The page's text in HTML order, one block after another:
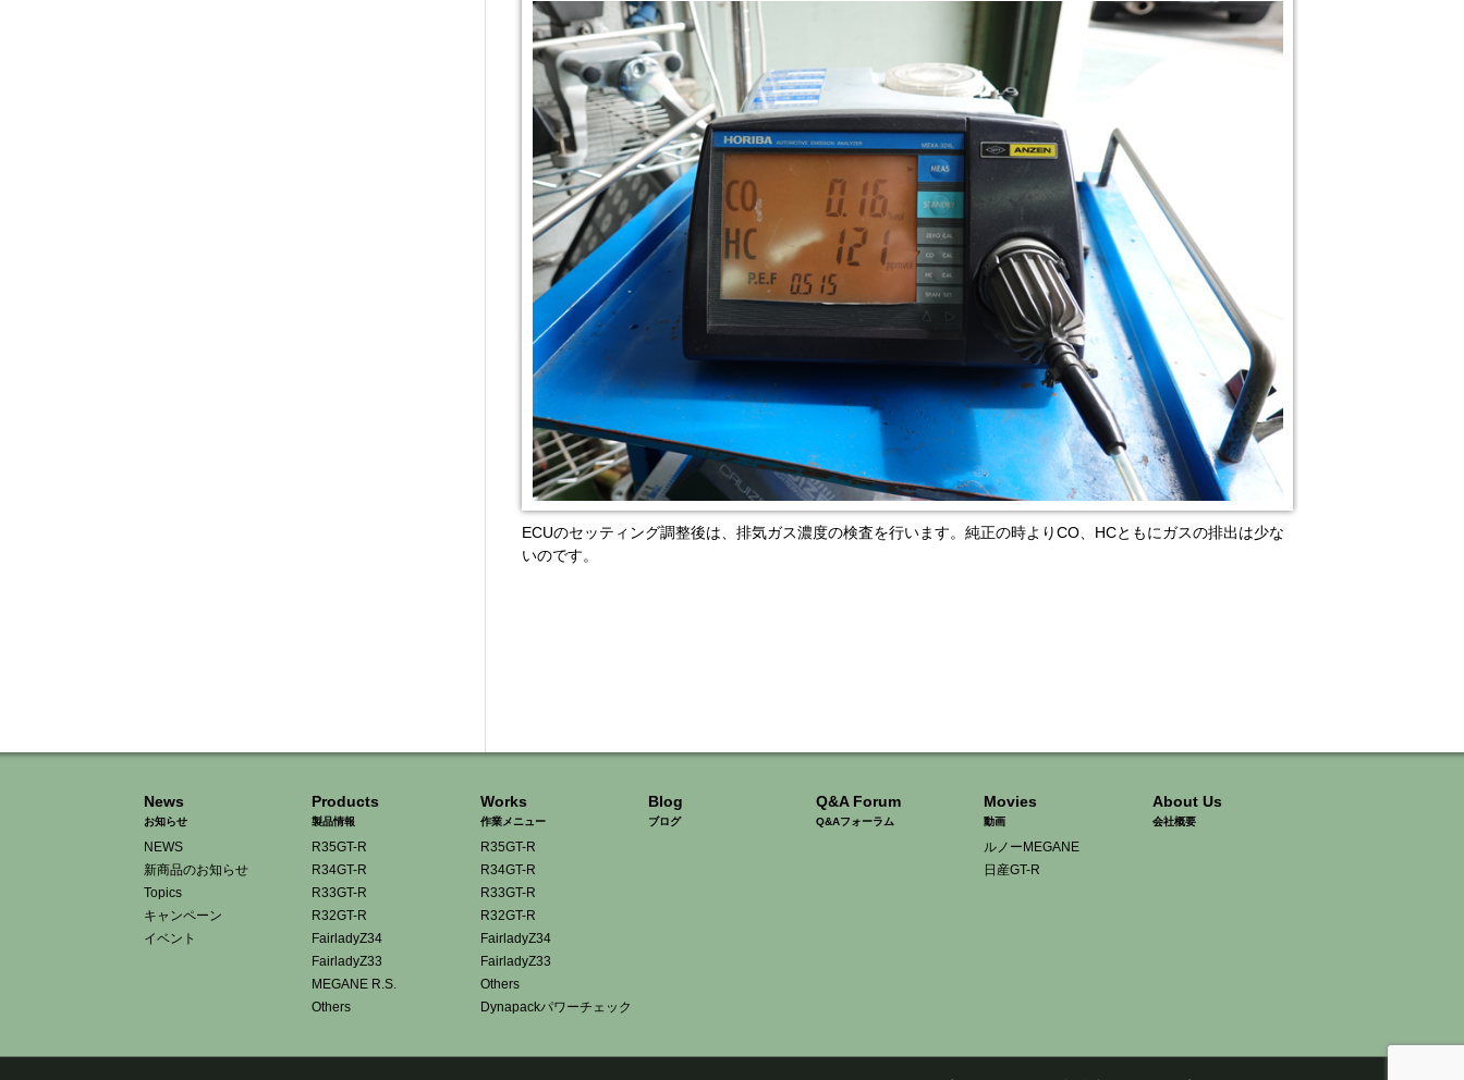
ECUのセッティング調整後は、排気ガス濃度の検査を行います。純正の時よりCO、HCともにガスの排出は少な
いのです。
News
お知らせ
NEWS
新商品のお知らせ
Topics
キャンペーン
イベント
Products
製品情報
R35GT-R
R34GT-R
R33GT-R
R32GT-R
FairladyZ34
FairladyZ33
MEGANE R.S.
Others
Works
作業メニュー
R35GT-R
R34GT-R
R33GT-R
R32GT-R
FairladyZ34
FairladyZ33
Others
Dynapackパワーチェック
Blog
ブログ
Q&A Forum
Q&Aフォーラム
Movies
動画
ルノーMEGANE
日産GT-R
About Us
会社概要